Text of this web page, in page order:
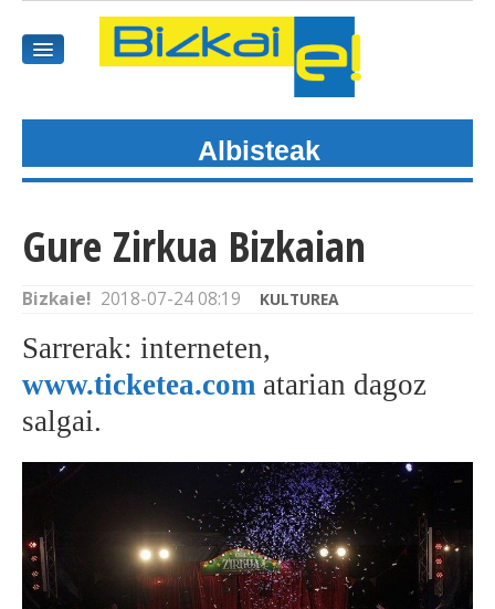
GAIAK
AGENDEA
ALBISTE GUZTIAK
BIDEOAK
BEREZIAK
ARGAZKIAK
Albisteak
Gure Zirkua Bizkaian
Bizkaie! 2018-07-24 08:19 KULTUREA
Sarrerak: interneten,
www.ticketea.com atarian dagoz
salgai.